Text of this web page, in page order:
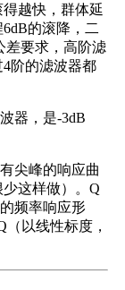
越快，群体延
的滚降，二
差要求，高阶滤
阶的滤波器都
器，是-3dB
尖峰的响应曲
这样做）。Q
频率响应形
以线性标度，